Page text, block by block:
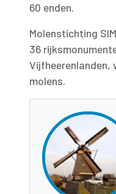
60 enden.
Molenstichting
36
Vijfheerenlanden,
molens.